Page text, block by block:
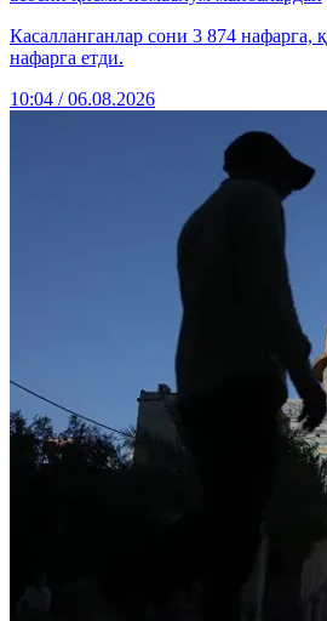
Касалланганлар сони 3 874 нафарга,
нафарга етди.
10:04 / 06.08.2026